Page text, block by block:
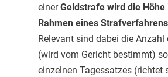
einerGeldstrafe wird die
Rahmen eines
Relevant sind dabei die Anzahl
(wird vom Gericht bestimmt)
einzelnen Tagessatzes (richtet